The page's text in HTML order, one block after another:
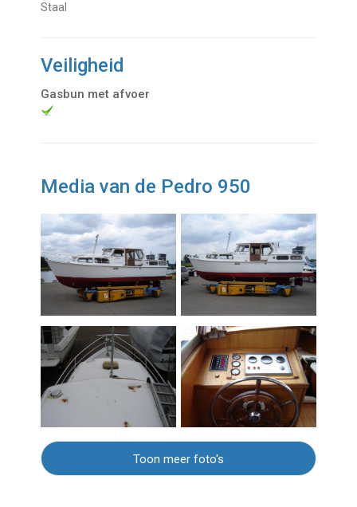
Staal
Veiligheid
Gasbun met afvoer
Media van de Pedro 950
Toon meer foto's